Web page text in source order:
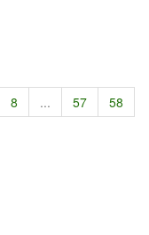
8 ... 57
58